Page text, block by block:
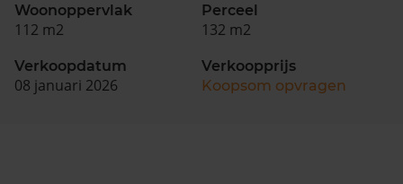
Woonoppervlak
112 m2
Perceel
132 m2
Verkoopdatum
08 januari 2026
Verkoopprijs
Koopsom opvragen